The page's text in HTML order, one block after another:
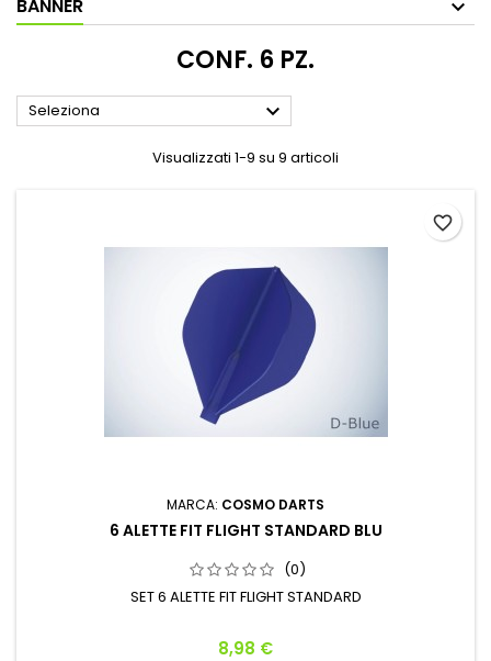
BANNER
CONF. 6 PZ.
Seleziona 
Visualizzati 1-9 su 9 articoli
MARCA: COSMO DARTS
6 ALETTE FIT FLIGHT STANDARD BLU
(0)
SET 6 ALETTE FIT FLIGHT STANDARD
Prezzo
8,98 €
favorite_border